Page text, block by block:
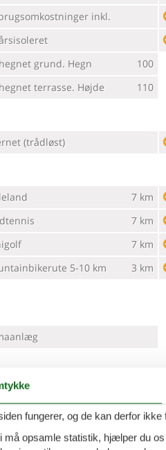
inkl.
grund. Hegn
100
terrasse. Højde
110
(trådløst)
7 km
7 km
7 km
5-10 km
3 km
Collection
husfungerer, og de kan derfor
opsamle statistik, hjælper du